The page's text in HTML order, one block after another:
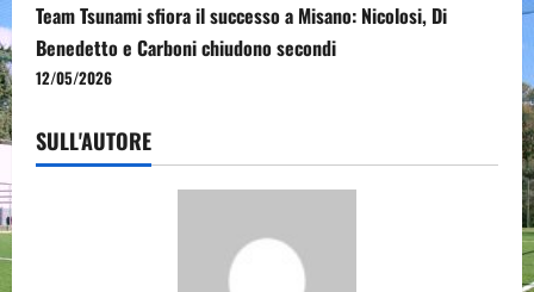
Team Tsunami sfiora il successo a Misano: Nicolosi, Di
Benedetto e Carboni chiudono secondi
12/05/2026
SULL'AUTORE